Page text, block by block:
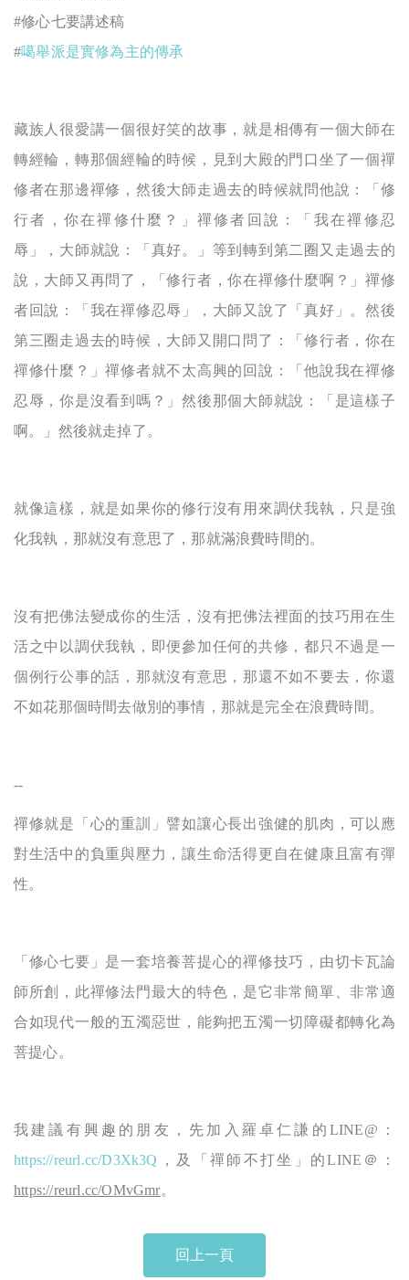
#修心七要講述稿
#噶舉派是實修為主的傳承
藏族人很愛講一個很好笑的故事，就是相傳有一個大師在
轉經輪，轉那個經輪的時候，見到大殿的門口坐了一個禪
修者在那邊禪修，然後大師走過去的時候就問他說：「修
行者，你在禪修什麼？」禪修者回說：「我在禪修忍
辱」，大師就說：「真好。」等到轉到第二圈又走過去的
說，大師又再問了，「修行者，你在禪修什麼啊？」禪修
者回說：「我在禪修忍辱」，大師又說了「真好」。然後
第三圈走過去的時候，大師又開口問了：「修行者，你在
禪修什麼？」禪修者就不太高興的回說：「他說我在禪修
忍辱，你是沒看到嗎？」然後那個大師就說：「是這樣子
啊。」然後就走掉了。
就像這樣，就是如果你的修行沒有用來調伏我執，只是強
化我執，那就沒有意思了，那就滿浪費時間的。
沒有把佛法變成你的生活 ， 沒有把佛法裡面的技巧用在生
活之中 以調伏我執 ，即便參加任何的共修 ，都 只不過是一
個例行公事的話 ， 那就沒有意思，那還不如不要去 ，你還
不如花那個時間去做別的事情 ， 那就是完全在浪費時間 。
--
禪修就是「心的重訓」譬如讓心長出強健的肌肉，可以應
對生活中的負重與壓力，讓生命活得更自在健康且富有彈
性。
「修心七要」是一套培養菩提心的禪修技巧，由切卡瓦論
師所創，此禪修法門最大的特色，是它非常簡單、非常適
合如現代一般的五濁惡世，能夠把五濁一切障礙都轉化為
菩提心。
我建議有興趣的朋友，先加入羅卓仁謙的LINE@：
https://reurl.cc/D3Xk3Q ，及「禪師不打坐」的LINE＠：
https://reurl.cc/OMvGmr。
回上一頁